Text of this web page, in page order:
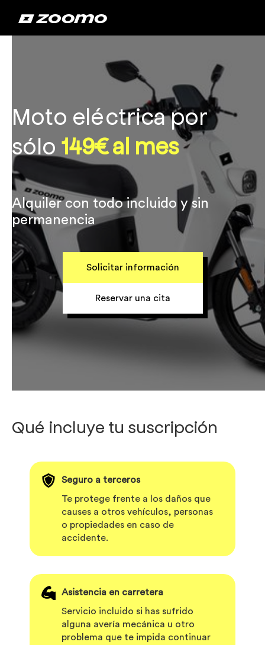
Moto eléctrica por
sólo 149€ al mes
Alquiler con todo incluido y sin
permanencia
Solicitar información
Reservar una cita
Qué incluye tu suscripción
Seguro a terceros
Te protege frente a los daños que
causes a otros vehículos, personas
o propiedades en caso de
accidente.
Asistencia en carretera
Servicio incluido si has sufrido
alguna avería mecánica u otro
problema que te impida continuar